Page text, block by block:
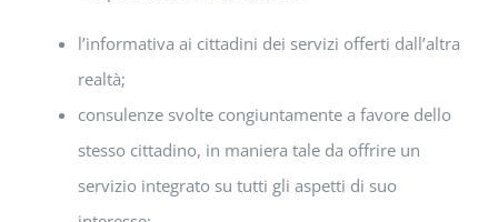
l’informativa ai cittadini dei servizi offerti dall’altra
realtà;
consulenze svolte congiuntamente a favore dello
stesso cittadino, in maniera tale da offrire un
servizio integrato su tutti gli aspetti di suo